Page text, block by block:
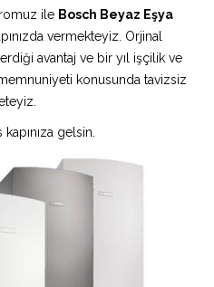
ile Bosch Beyaz Eşya
vermekteyiz. Orjinal
avantaj ve bir yıl işçilik ve
konusunda tavizsiz
gelsin.